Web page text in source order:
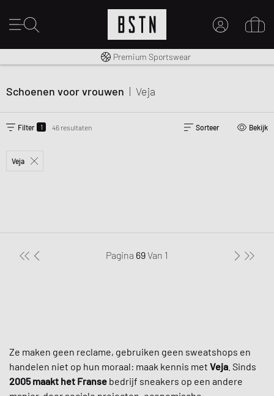
MIJN ACCOUNT
MAAK EEN ACCOUNT AAN
Gratis verzending naar NL vanaf € 100
Premium Sportswear
Schoenen voor vrouwen | Veja
Filter 1 46 resultaten Sorteer Bekijk
Veja
Pagina 69Van 1
Ze maken geen reclame, gebruiken geen sweatshops en
handelen niet op hun moraal: maak kennis met Veja . Sinds
2005 maakt het Franse bedrijf sneakers op een andere